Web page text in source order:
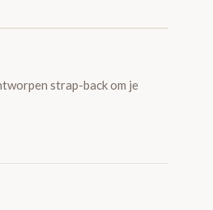
strap-back om je